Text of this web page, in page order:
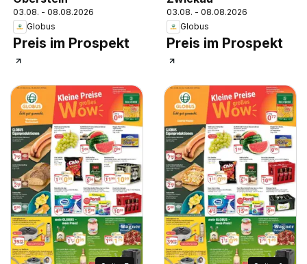
03.08. - 08.08.2026
Globus
Preis im Prospekt
03.08. - 08.08.2026
Globus
Preis im Prospekt